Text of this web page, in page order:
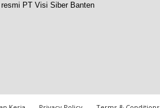
PT Visi Siber Banten